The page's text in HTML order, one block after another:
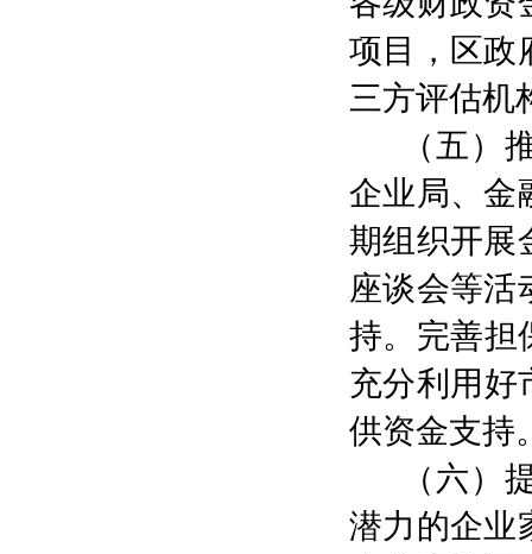
项目，区政
三方评估机
（五 ）
企业局、金
期组织开展
座谈会等活
持。完善担
充分利用好
供资金支持
（六）
潜力的企业